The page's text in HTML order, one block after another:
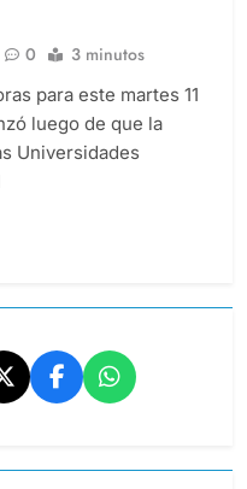
0 3 minutos
para este martes 11
luego de que la
Universidades